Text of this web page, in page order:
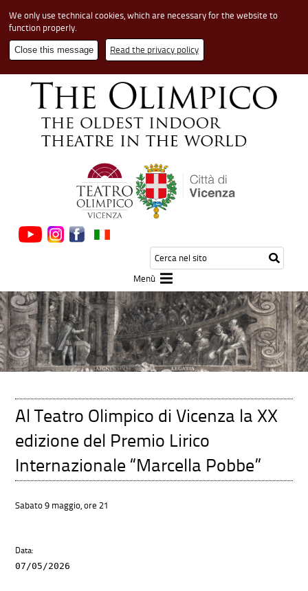
We only use technical cookies, which are necessary for the website to
function properly.
Close this message Read the privacy policy
Testo
Inizia
la
Menù
Al Teatro Olimpico di Vicenza la XX
edizione del Premio Lirico
Internazionale “Marcella Pobbe”
Sabato 9 maggio, ore 21
Data:
07/05/2026